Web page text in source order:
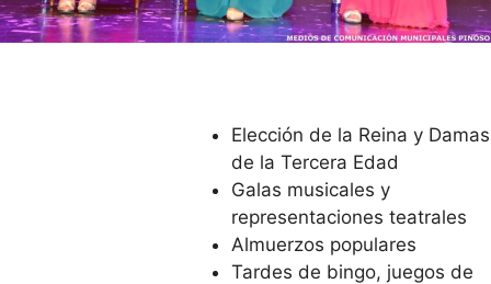
Elección de la Reina y Damas
de la Tercera Edad
Galas musicales y
representaciones teatrales
Almuerzos populares
Tardes de bingo, juegos de